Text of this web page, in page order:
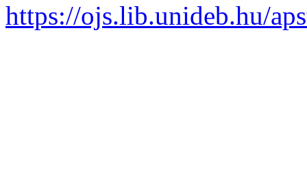
https://ojs.lib.unideb.hu/